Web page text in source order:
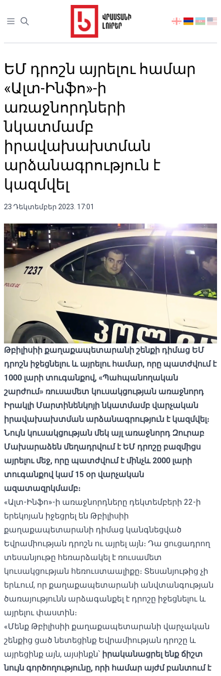
Open sidebar
აირჩიეთ
ԵՄ դրոշն այրելու համար
«Ալտ-Ինֆո»-ի
առաջնորդների
նկատմամբ
իրավախախտման
արձանագրություն է
կազմվել
23 Դեկտեմբեր 2023. 17:01
Թբիլիսիի քաղաքապետարանի շենքի դիմաց ԵՄ
դրոշն իջեցնելու և այրելու համար, որը պատժվում է
1000 լարի տուգանքով, «Պահպանողական
շարժում» ռուսամետ կուսակցության առաջնորդ
Իրակլի Մարտինենկոյի նկատմամբ վարչական
իրավախախտման արձանագրություն է կազմվել։
Նույն կուսակցության մեկ այլ առաջնորդ Զուրաբ
Մախարաձեն մեղադրվում է ԵՄ դրոշը բազմիցս
այրելու մեջ, որը պատժվում է մինչև 2000 լարի
տուգանքով կամ 15 օր վարչական
ազատազրկմամբ։
«Ալտ-Ինֆո»-ի առաջնորդները դեկտեմբերի 22-ի
երեկոյան իջեցրել են Թբիլիսիի
քաղաքապետարանի դիմաց կանգնեցված
Եվրամիության դրոշն ու այրել այն։ Դա ցուցադրող
տեսանյութը հեռարձակել է ռուսամետ
կուսակցության հեռուստաալիքը։ Տեսանյութից չի
երևում, որ քաղաքապետարանի անվտանգության
ծառայությունն արձագանքել է դրոշը իջեցնելու և
այրելու փաստին։
«Մենք Թբիլիսիի քաղաքապետարանի վարչական
շենքից ցած նետեցինք Եվրամիության դրոշը և
այրեցինք այն, այսինքն՝ իրականացրել ենք ճիշտ
նույն գործողությունը, որի համար այժմ բանտում է